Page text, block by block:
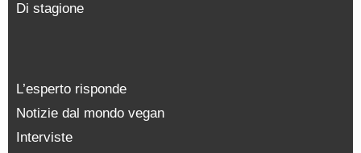
Di stagione
L’esperto risponde
Notizie dal mondo vegan
Interviste